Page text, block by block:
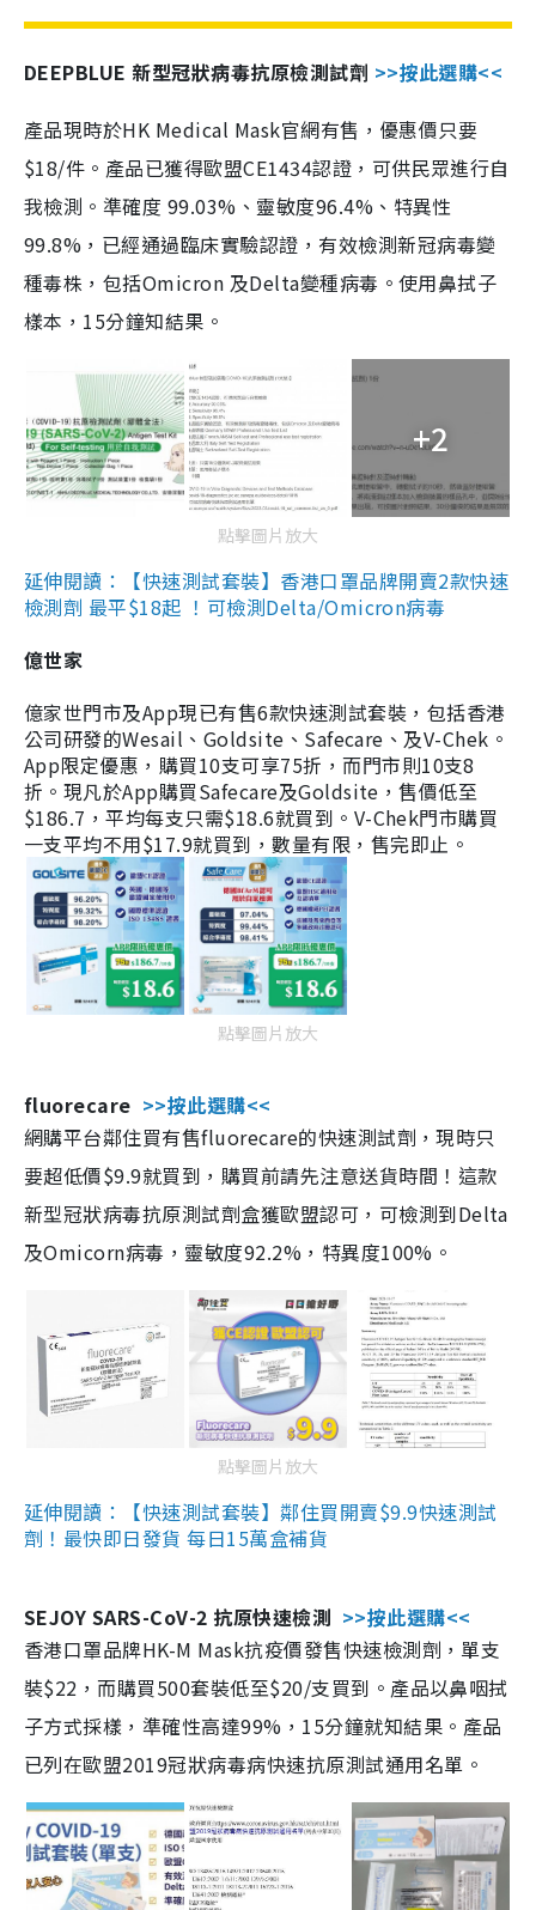
DEEPBLUE 新型冠狀病毒抗原檢測試劑 >>按此選購<<
產品現時於HK Medical Mask官網有售，優惠價只要
$18/件。產品已獲得歐盟CE1434認證，可供民眾進行自
我檢測。準確度 99.03%、靈敏度96.4%、特異性
99.8%，已經通過臨床實驗認證，有效檢測新冠病毒變
種毒株，包括Omicron 及Delta變種病毒。使用鼻拭子
樣本，15分鐘知結果。
+2
點擊圖片放大
延伸閱讀：【快速測試套裝】香港口罩品牌開賣2款快速
檢測劑 最平$18起 ！可檢測Delta/Omicron病毒
億世家
億家世門市及App現已有售6款快速測試套裝，包括香港
公司研發的Wesail、Goldsite、Safecare、及V-Chek。
App限定優惠，購買10支可享75折，而門市則10支8
折。現凡於App購買Safecare及Goldsite，售價低至
$186.7，平均每支只需$18.6就買到。V-Chek門市購買
一支平均不用$17.9就買到，數量有限，售完即止。
點擊圖片放大
fluorecare >>按此選購<<
網購平台鄰住買有售fluorecare的快速測試劑，現時只
要超低價$9.9就買到，購買前請先注意送貨時間！這款
新型冠狀病毒抗原測試劑盒獲歐盟認可，可檢測到Delta
及Omicorn病毒，靈敏度92.2%，特異度100%。
點擊圖片放大
延伸閱讀：【快速測試套裝】鄰住買開賣$9.9快速測試
劑！最快即日發貨 每日15萬盒補貨
SEJOY SARS-CoV-2 抗原快速檢測 >>按此選購<<
香港口罩品牌HK-M Mask抗疫價發售快速檢測劑，單支
裝$22，而購買500套裝低至$20/支買到。產品以鼻咽拭
子方式採樣，準確性高達99%，15分鐘就知結果。產品
已列在歐盟2019冠狀病毒病快速抗原測試通用名單。